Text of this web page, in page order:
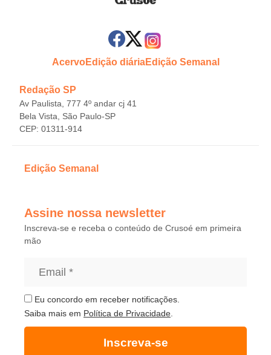
AcervoEdição diáriaEdição Semanal
Redação SP
Av Paulista, 777 4º andar cj 41
Bela Vista, São Paulo-SP
CEP: 01311-914
Edição Semanal
Assine nossa newsletter
Inscreva-se e receba o conteúdo de Crusoé em primeira
mão
Eu concordo em receber notificações.
Saiba mais em Política de Privacidade.
Inscreva-se